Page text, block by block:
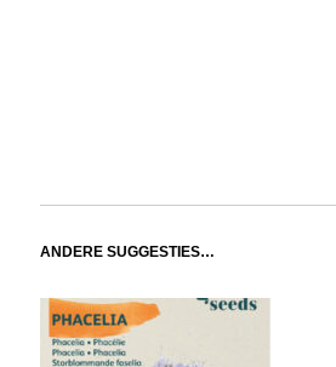
ANDERE SUGGESTIES…